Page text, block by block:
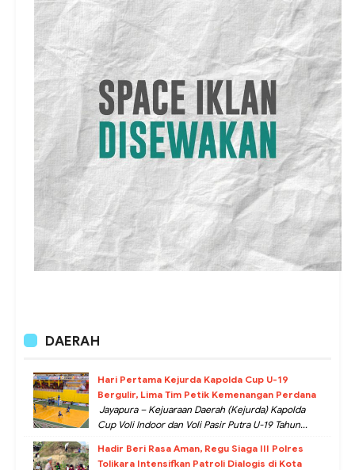
DAERAH
Hari Pertama Kejurda Kapolda Cup U-19
Bergulir, Lima Tim Petik Kemenangan Perdana
Jayapura – Kejuaraan Daerah (Kejurda) Kapolda
Cup Voli Indoor dan Voli Pasir Putra U-19 Tahun...
Hadir Beri Rasa Aman, Regu Siaga III Polres
Tolikara Intensifkan Patroli Dialogis di Kota